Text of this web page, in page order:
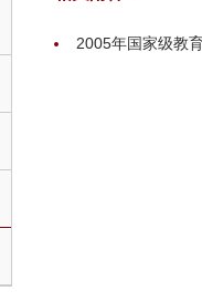
2005年国家级教